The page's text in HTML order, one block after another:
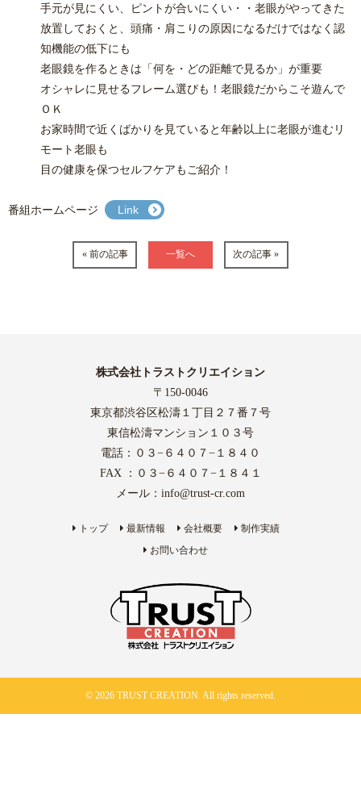
手元が見にくい、ピントが合いにくい・・老眼がやってきた
放置しておくと、頭痛・肩こりの原因になるだけではなく認
知機能の低下にも
老眼鏡を作るときは「何を・どの距離で見るか」が重要
オシャレに見せるフレーム選びも！老眼鏡だからこそ遊んで
ＯＫ
お家時間で近くばかりを見ていると年齢以上に老眼が進むリ
モート老眼も
目の健康を保つセルフケアもご紹介！
番組ホームページ Link
« 前の記事 一覧へ 次の記事 »
株式会社トラストクリエイション
〒150-0046
東京都渋谷区松濤１丁目２７番７号
東信松濤マンション１０３号
電話：０３−６４０７−１８４０
FAX ：０３−６４０７−１８４１
メール： info@trust-cr.com
トップ 最新情報 会社概要
制作実績
お問い合わせ
© 2026 TRUST CREATION. All rights reserved.